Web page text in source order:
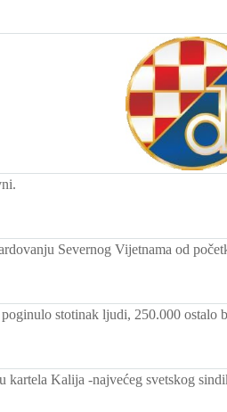
Severnog Vijetnama od
stotinak ljudi, 250.000 ostalo
Kalija -najvećeg svetskog